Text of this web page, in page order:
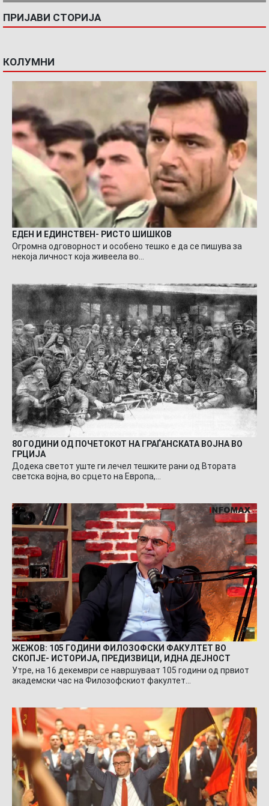
ПРИЈАВИ СТОРИЈА
КОЛУМНИ
ЕДЕН И ЕДИНСТВЕН- РИСТО ШИШКОВ
Огромна одговорност и особено тешко е да се пишува за
некоја личност која живеела во…
80 ГОДИНИ ОД ПОЧЕТОКОТ НА ГРАЃАНСКАТА ВОЈНА ВО
ГРЦИЈА
Додека светот уште ги лечел тешките рани од Втората
светска војна, во срцето на Европа,…
ЖЕЖОВ: 105 ГОДИНИ ФИЛОЗОФСКИ ФАКУЛТЕТ ВО
СКОПЈЕ- ИСТОРИЈА, ПРЕДИЗВИЦИ, ИДНА ДЕЈНОСТ
Утре, на 16 декември се навршуваат 105 години од првиот
академски час на Филозофскиот факултет…